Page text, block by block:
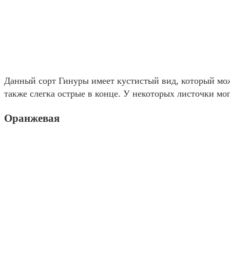
Данный сорт Гинуры имеет кустистый вид, который
также слегка острые в конце. У некоторых листочки
Оранжевая